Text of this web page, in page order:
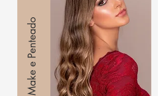
Make e Penteado